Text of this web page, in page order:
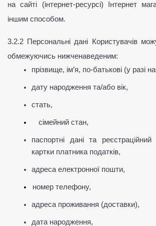
на сайті (інтернет-ресурсі) Інтернет
іншим способом.
3.2.2 Персональні дані Користувачів
обмежуючись нижченаведеним:
прізвище, ім’я, по-батькові (у разі
дату народження та/або вік,
стать,
сімейний стан,
паспортні дані та реєстраційний
картки платника податків,
адреса електронної пошти,
номер телефону,
адреса проживання (доставки),
дата народження,